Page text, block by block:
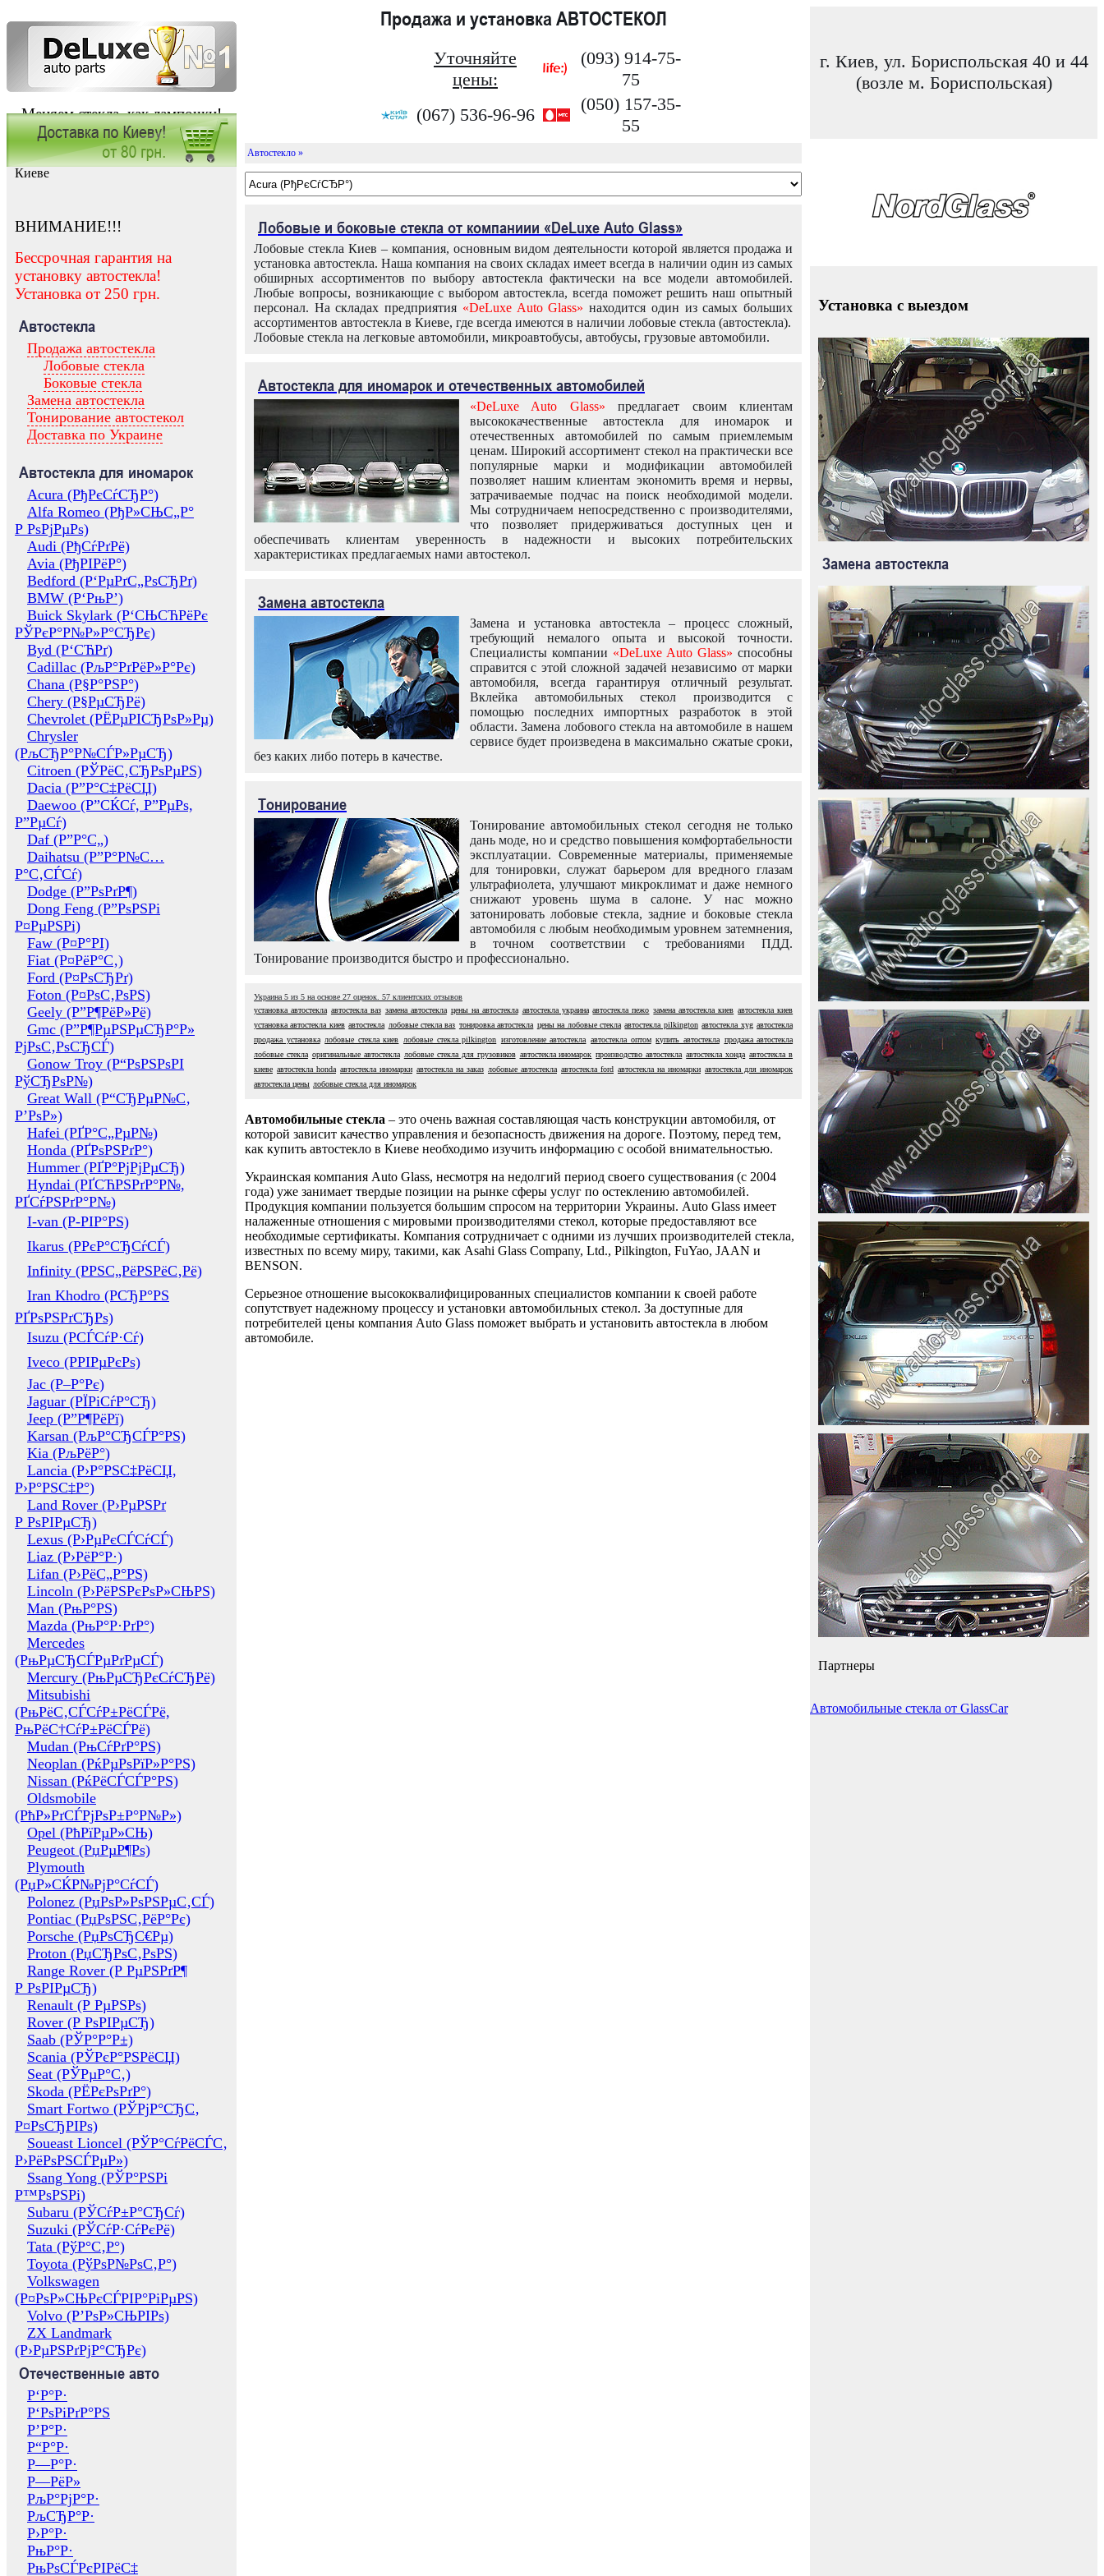
Меняем стекла, как лампочки!
Продажа и установка АВТОСТЕКОЛ
Уточняйте
цены:
(093) 914-75-
75
(067) 536-96-96
(050) 157-35-
55
г. Киев, ул. Бориспольская 40 и 44
(возле м. Бориспольская)
Заказать установку автостекла в
Киеве
ВНИМАНИЕ!!!
Бессрочная гарантия на
установку автостекла!
Установка от 250 грн.
Автостекла
Продажа автостекла
Лобовые стекла
Боковые стекла
Замена автостекла
Тонирование автостекол
Доставка по Украине
Автостекла для иномарок
Acura (РђРєСѓСЂР°)
Alfa Romeo (РђР»СЊС„Р°
Р РѕРјРµРѕ)
Audi (РђСѓРґРё)
Avia (РђРІРёР°)
Bedford (Р‘РµРґС„РѕСЂРґ)
BMW (Р‘РњР’)
Buick Skylark (Р‘СЊСЋРёРє
РЎРєР°Р№Р»Р°СЂРє)
Byd (Р‘СЋРґ)
Cadillac (РљР°РґРёР»Р°Рє)
Chana (Р§Р°РЅР°)
Chery (Р§РµСЂРё)
Chevrolet (РЁРµРІСЂРѕР»Рµ)
Chrysler
(РљСЂР°Р№СЃР»РµСЂ)
Citroen (РЎРёС‚СЂРѕРµРЅ)
Dacia (Р”Р°С‡РёСЏ)
Daewoo (Р”СЌСѓ, Р”РµРѕ,
Р”РµСѓ)
Daf (Р”Р°С„)
Daihatsu (Р”Р°Р№С…
Р°С‚СЃСѓ)
Dodge (Р”РѕРґР¶)
Dong Feng (Р”РѕРЅРі
Р¤РµРЅРі)
Faw (Р¤Р°РІ)
Fiat (Р¤РёР°С‚)
Ford (Р¤РѕСЂРґ)
Foton (Р¤РѕС‚РѕРЅ)
Geely (Р”Р¶РёР»Рё)
Gmc (Р”Р¶РµРЅРµСЂР°Р»
РјРѕС‚РѕСЂСЃ)
Gonow Troy (Р“РѕРЅРѕРІ
РўСЂРѕР№)
Great Wall (Р“СЂРµР№С‚
Р’РѕР»)
Hafei (РҐР°С„РµР№)
Honda (РҐРѕРЅРґР°)
Hummer (РҐР°РјРјРµСЂ)
Hyndai (РҐСЋРЅРґР°Р№,
РҐСѓРЅРґР°Р№)
I-van (Р-РІР°РЅ)
Ikarus (РРєР°СЂСѓСЃ)
Infinity (РРЅС„РёРЅРёС‚Рё)
Iran Khodro (РСЂР°РЅ
РҐРѕРЅРґСЂРѕ)
Isuzu (РСЃСѓР·Сѓ)
Iveco (РРІРµРєРѕ)
Jac (Р–Р°Рє)
Jaguar (РЇРіСѓР°СЂ)
Jeep (Р”Р¶РёРї)
Karsan (РљР°СЂСЃР°РЅ)
Kia (РљРёР°)
Lancia (Р›Р°РЅС‡РёСЏ,
Р›Р°РЅС‡Р°)
Land Rover (Р›РµРЅРґ
Р РѕРІРµСЂ)
Lexus (Р›РµРєСЃСѓСЃ)
Liaz (Р›РёР°Р·)
Lifan (Р›РёС„Р°РЅ)
Lincoln (Р›РёРЅРєРѕР»СЊРЅ)
Man (РњР°РЅ)
Mazda (РњР°Р·РґР°)
Mercedes
(РњРµСЂСЃРµРґРµСЃ)
Mercury (РњРµСЂРєСѓСЂРё)
Mitsubishi
(РњРёС‚СЃСѓР±РёСЃРё,
РњРёС†СѓР±РёСЃРё)
Mudan (РњСѓРґР°РЅ)
Neoplan (РќРµРѕРїР»Р°РЅ)
Nissan (РќРёСЃСЃР°РЅ)
Oldsmobile
(РћР»РґСЃРјРѕР±Р°Р№Р»)
Opel (РћРїРµР»СЊ)
Peugeot (РџРµР¶Рѕ)
Plymouth
(РџР»СЌР№РјР°СѓСЃ)
Polonez (РџРѕР»РѕРЅРµС‚СЃ)
Pontiac (РџРѕРЅС‚РёР°Рє)
Porsche (РџРѕСЂС€Рµ)
Proton (РџСЂРѕС‚РѕРЅ)
Range Rover (Р РµРЅРґР¶
Р РѕРІРµСЂ)
Renault (Р РµРЅРѕ)
Rover (Р РѕРІРµСЂ)
Saab (РЎР°Р°Р±)
Scania (РЎРєР°РЅРёСЏ)
Seat (РЎРµР°С‚)
Skoda (РЁРєРѕРґР°)
Smart Fortwo (РЎРјР°СЂС‚
Р¤РѕСЂРІРѕ)
Soueast Lioncel (РЎР°СѓРёСЃС‚
Р›РёРѕРЅСЃРµР»)
Ssang Yong (РЎР°РЅРі
Р™РѕРЅРі)
Subaru (РЎСѓР±Р°СЂСѓ)
Suzuki (РЎСѓР·СѓРєРё)
Tata (РўР°С‚Р°)
Toyota (РўРѕР№РѕС‚Р°)
Volkswagen
(Р¤РѕР»СЊРєСЃРІР°РіРµРЅ)
Volvo (Р’РѕР»СЊРІРѕ)
ZX Landmark
(Р›РµРЅРґРјР°СЂРє)
Отечественные авто
Р‘Р°Р·
Р‘РѕРіРґР°РЅ
Р’Р°Р·
Р“Р°Р·
Р—Р°Р·
Р—РёР»
РљР°РјР°Р·
РљСЂР°Р·
Р›Р°Р·
РњР°Р·
РњРѕСЃРєРІРёС‡
Автостекло »
Лобовые и боковые стекла от компаниии «DeLuxe Auto Glass»
Лобовые стекла Киев – компания, основным видом деятельности которой является продажа и
установка автостекла. Наша компания на своих складах имеет всегда в наличии один из самых
обширных ассортиментов по выбору автостекла фактически на все модели автомобилей.
Любые вопросы, возникающие с выбором автостекла, всегда поможет решить наш опытный
персонал. На складах предприятия «DeLuxe Auto Glass» находится один из самых больших
ассортиментов автостекла в Киеве, где всегда имеются в наличии лобовые стекла (автостекла).
Лобовые стекла на легковые автомобили, микроавтобусы, автобусы, грузовые автомобили.
Автостекла для иномарок и отечественных автомобилей
«DeLuxe Auto Glass» предлагает своим клиентам
высококачественные автостекла для иномарок и
отечественных автомобилей по самым приемлемым
ценам. Широкий ассортимент стекол на практически все
популярные марки и модификации автомобилей
позволяет нашим клиентам экономить время и нервы,
затрачиваемые подчас на поиск необходимой модели.
Мы сотрудничаем непосредственно с производителями,
что позволяет придерживаться доступных цен и
обеспечивать клиентам уверенность в надежности и высоких потребительских
характеристиках предлагаемых нами автостекол.
Замена автостекла
Замена и установка автостекла – процесс сложный,
требующий немалого опыта и высокой точности.
Специалисты компании «DeLuxe Auto Glass» способны
справится с этой сложной задачей независимо от марки
автомобиля, всегда гарантируя отличный результат.
Вклейка автомобильных стекол производится с
помощью последних импортных разработок в этой
области. Замена лобового стекла на автомобиле в нашем
сервисе будет произведена в максимально сжатые сроки,
без каких либо потерь в качестве.
Тонирование
Тонирование автомобильных стекол сегодня не только
дань моде, но и средство повышения комфортабельности
эксплуатации. Современные материалы, применяемые
для тонировки, служат барьером для вредного глазам
ультрафиолета, улучшают микроклимат и даже немного
снижают уровень шума в салоне. У нас можно
затонировать лобовые стекла, задние и боковые стекла
автомобиля с любым необходимым уровнем затемнения,
в точном соответствии с требованиями ПДД.
Тонирование производится быстро и профессионально.
Украина 5 из 5 на основе 27 оценок. 57 клиентских отзывов
установка автостекла автостекла ваз замена автостекла цены на автостекла автостекла украина автостекла пежо замена автостекла киев автостекла киев
установка автостекла киев автостекла лобовые стекла ваз тонировка автостекла цены на лобовые стекла автостекла pilkington автостекла xyg автостекла
продажа установка лобовые стекла киев лобовые стекла pilkington изготовление автостекла автостекла оптом купить автостекла продажа автостекла
лобовые стекла оригинальные автостекла лобовые стекла для грузовиков автостекла иномарок производство автостекла автостекла хонда автостекла в
киеве автостекла honda автостекла иномарки автостекла на заказ лобовые автостекла автостекла ford автостекла на иномарки автостекла для иномарок
автостекла цены лобовые стекла для иномарок
Автомобильные стекла – это очень важная составляющая часть конструкции автомобиля, от
которой зависит качество управления и безопасность движения на дороге. Поэтому, перед тем,
как купить автостекло в Киеве необходимо изучить информацию с особой внимательностью.
Украинская компания Auto Glass, несмотря на недолгий период своего существования (с 2004
года) уже занимает твердые позиции на рынке сферы услуг по остеклению автомобилей.
Продукция компании пользуется большим спросом на территории Украины. Auto Glass имеет
налаженные отношения с мировыми производителями стекол, которые предоставляют все
необходимые сертификаты. Компания сотрудничает с одними из лучших производителей стекла,
известных по всему миру, такими, как Asahi Glass Company, Ltd., Pilkington, FuYao, JAAN и
BENSON.
Серьезное отношение высококвалифицированных специалистов компании к своей работе
сопутствует надежному процессу и установки автомобильных стекол. За доступные для
потребителей цены компания Auto Glass поможет выбрать и установить автостекла в любом
автомобиле.
Установка с выездом
Замена автостекла
Партнеры
Автомобильные стекла от GlassCar